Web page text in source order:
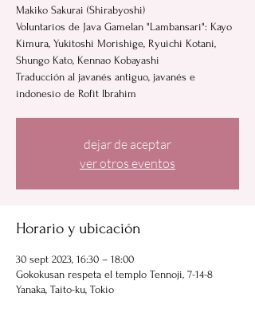
Makiko Sakurai (Shirabyoshi)
Voluntarios de Java Gamelan "Lambansari": Kayo
Kimura, Yukitoshi Morishige, Ryuichi Kotani,
Shungo Kato, Kennao Kobayashi
Traducción al javanés antiguo, javanés e
indonesio de Rofit Ibrahim
dejar de aceptar
ver otros eventos
Horario y ubicación
30 sept 2023, 16:30 – 18:00
Gokokusan respeta el templo Tennoji, 7-14-8
Yanaka, Taito-ku, Tokio